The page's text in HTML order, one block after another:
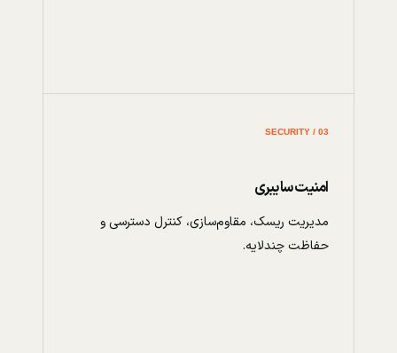
03 / SECURITY
امنیت سایبری
مدیریت ریسک، مقاوم‌سازی، کنترل دسترسی و
حفاظت چندلایه.